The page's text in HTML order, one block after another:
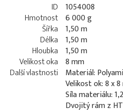
ID 1054008
Hmotnost 6 000 g
Šířka 1,50 m
Délka 1,50 m
Hloubka 1,50 m
Velikost oka 8 mm
Další vlastnosti
Materiál:
Velikost ok: 8 x
Síla materiálu:
Dvojitý rám z